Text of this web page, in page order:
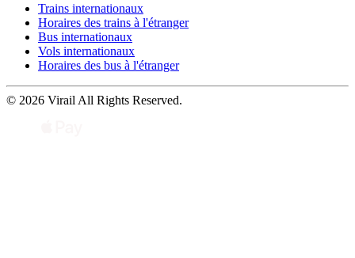
Trains internationaux
Horaires des trains à l'étranger
Bus internationaux
Vols internationaux
Horaires des bus à l'étranger
© 2026 Virail All Rights Reserved.